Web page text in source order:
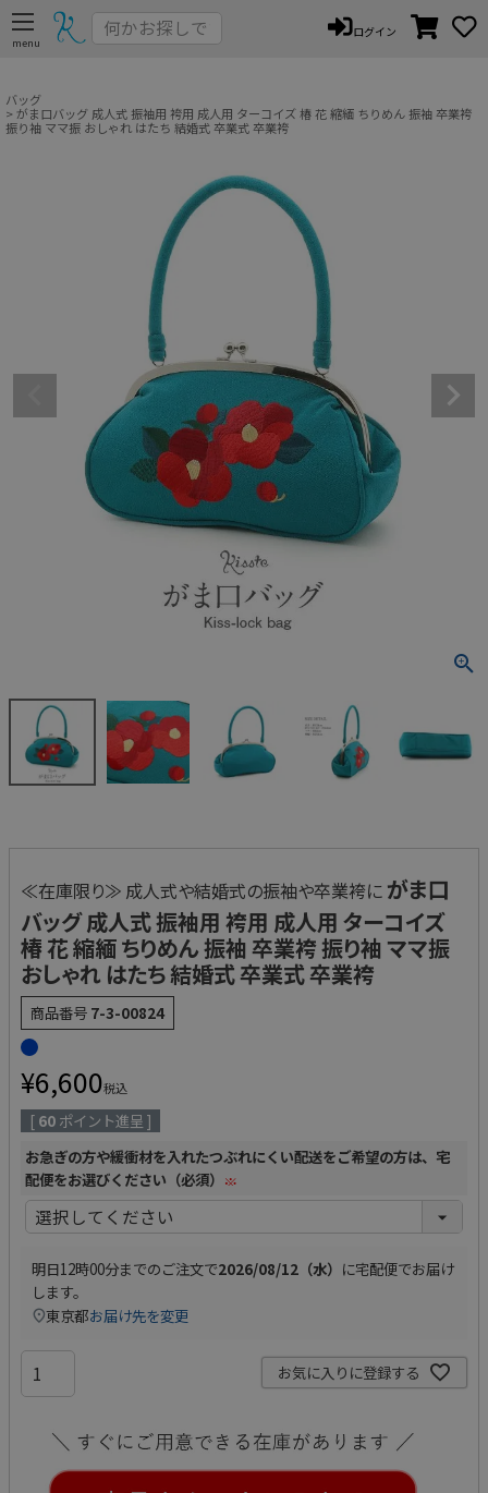
ログイン
バッグ
がま口バッグ 成人式 振袖用 袴用 成人用 ターコイズ 椿 花 縮緬 ちりめん 振袖 卒業袴
振り袖 ママ振 おしゃれ はたち 結婚式 卒業式 卒業袴
≪在庫限り≫ 成人式や結婚式の振袖や卒業袴に がま口
バッグ 成人式 振袖用 袴用 成人用 ターコイズ
椿 花 縮緬 ちりめん 振袖 卒業袴 振り袖 ママ振
おしゃれ はたち 結婚式 卒業式 卒業袴
商品番号 7-3-00824
¥6,600税込
[ 60 ポイント進呈 ]
お急ぎの方や緩衝材を入れたつぶれにくい配送をご希望の方は、宅
配便をお選びください（必須）
必
明日12時00分までのご注文で2026/08/12（水） に宅配便でお届け
します。
東京都お届け先を変更
お気に入りに登録する
ペー
ジト